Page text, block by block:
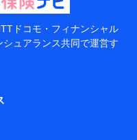
利用者（詳細は次のと
号 山王パークタワー
社長 前田 義晃
アーバンネット日
ドコモ・フィナンシャル
ュアランス共同で運営す